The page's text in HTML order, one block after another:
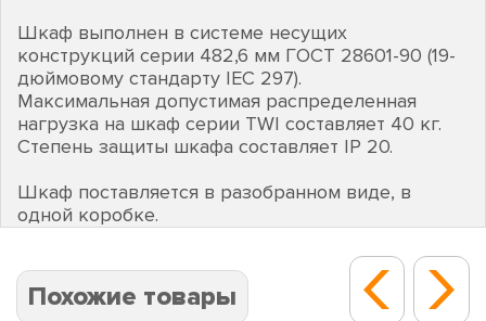
Шкаф выполнен в системе несущих
конструкций серии 482,6 мм ГОСТ 28601-90 (19-
дюймовому стандарту IEC 297).
Максимальная допустимая распределенная
нагрузка на шкаф серии TWI составляет 40 кг.
Степень защиты шкафа составляет IP 20.
Шкаф поставляется в разобранном виде, в
одной коробке.
Похожие товары